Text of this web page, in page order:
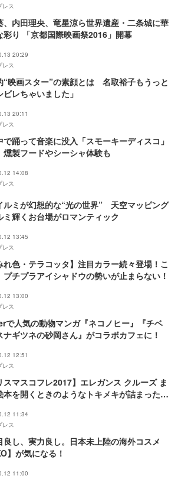
レス
、内田理央、竜星涼ら世界遺産・二条城に華
彩り 「京都国際映画祭2016」開幕
20:29
レス
“映画スター”の素顔とは 名取裕子もうっと
ビレちゃいました」
20:11
レス
で踊って音楽に没入「スモーキーディスコ」
製フードやシーシャ体験も
14:08
レス
ルミが幻想的な“光の世界” 天空マッピング
ミ輝くお台場がロマンティック
13:45
レス
れ色・テラコッタ】注目カラー続々登場！こ
プチプラアイシャドウの勢いが止まらない！
13:00
レス
で人気の動物マンガ『ネコノヒー』『チベ
ナギツネの砂岡さん』がコラボカフェに！
12:51
レス
スマスコフレ2017】エレガンス クルーズ ま
本を開くときのようなトキメキが詰まったコ
11:34
レス
良し、実力良し。日本未上陸の海外コスメ
】が気になる！
11:00